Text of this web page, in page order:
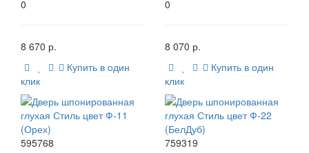
0
8 670 р.
Купить в один
клик
0
8 070 р.
Купить в один
клик
595768 759319